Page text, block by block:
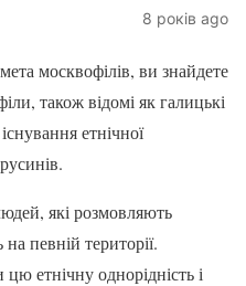
8 років ago
москвофілів, ви знайдете
також відомі як галицькі
етнічної
які розмовляють
певній території.
етнічну однорідність і